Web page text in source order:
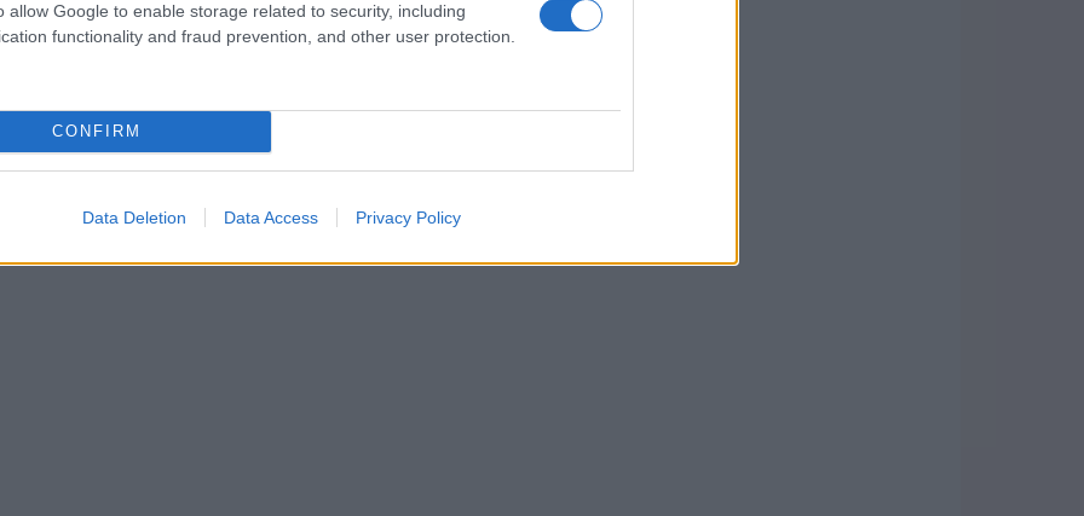
allow Google to enable storage related to security, including
functionality and fraud prevention, and other user protection.
CONFIRM
Data Deletion Data Access Privacy Policy
genitoriale
sperimentare una serie di sintomi fisici
segnali è un costanteaffaticamentoche
riposo. Ci si sveglia già stanchi, e le attività
o accompagnare i figli a scuola, diventano